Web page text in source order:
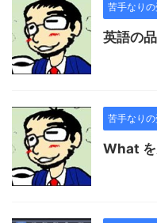
苦手なりの
英語の
苦手なりの
What を